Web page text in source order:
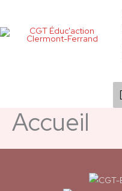
contenu
Accueil